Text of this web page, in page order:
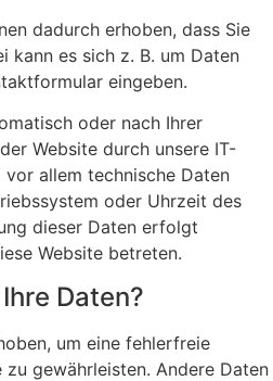
dadurch erhoben, dass Sie
kann es sich z. B. um Daten
eingeben.
oder nach Ihrer
Website durch unsere IT-
allem technische Daten
oder Uhrzeit des
dieser Daten erfolgt
Website betreten.
Daten?
um eine fehlerfreie
gewährleisten. Andere Daten